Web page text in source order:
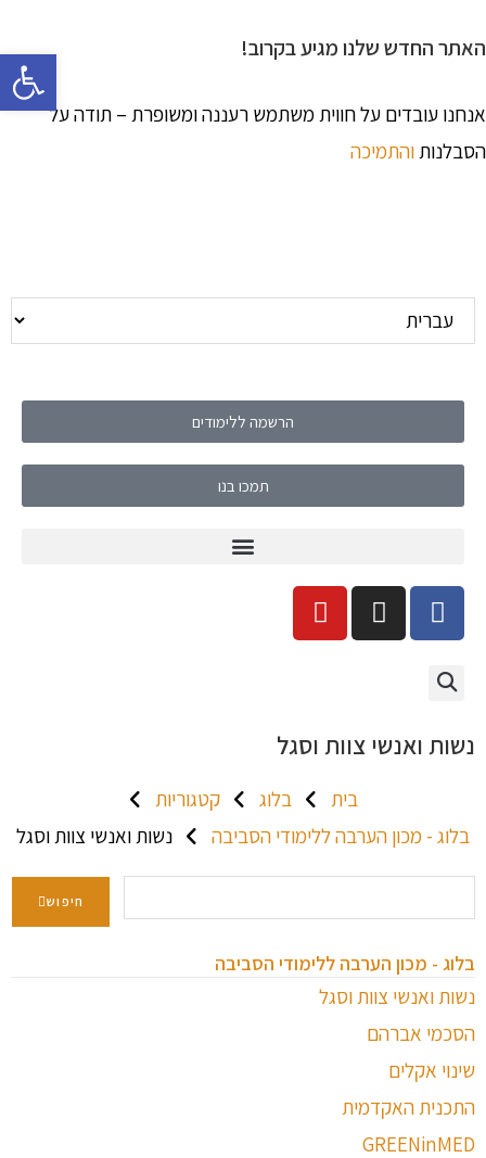
האתר החדש שלנו מגיע בקרוב!
אנחנו עובדים על חווית משתמש רעננה ומשופרת – תודה על
הסבלנותוהתמיכה
הרשמה ללימודים
תמכו בנו
נשות ואנשי צוות וסגל
בית בלוג
קטגוריות
בלוג - מכון הערבה ללימודי הסביבה
נשות ואנשי צוות וסגל
חיפוש
בלוג - מכון הערבה ללימודי הסביבה
נשות ואנשי צוות וסגל
הסכמי אברהם
שינוי אקלים
התכנית האקדמית
GREENinMED